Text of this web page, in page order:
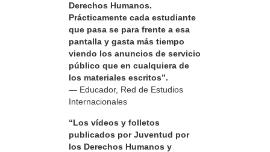
Derechos Humanos.
Prácticamente cada estudiante
que pasa se para frente a esa
pantalla y gasta más tiempo
viendo los anuncios de servicio
público que en cualquiera de
los materiales escritos”.
— Educador, Red de Estudios
Internacionales
“Los vídeos y folletos
publicados por Juventud por
los Derechos Humanos y